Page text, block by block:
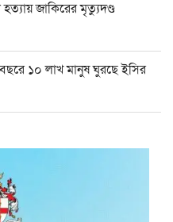
জাকিরের মৃত্যুদণ্ড
১০ লাখ মানুষ ঘুরছে ইসির